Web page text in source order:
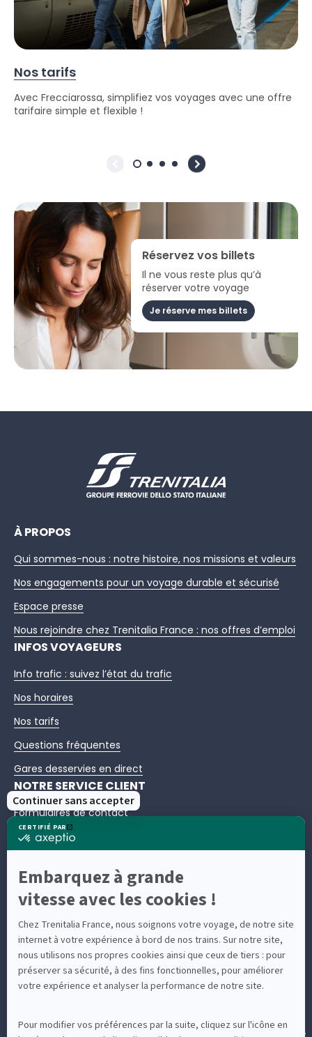
Nos tarifs
Avec Frecciarossa, simplifiez vos voyages avec une offre
tarifaire simple et flexible !
Réservez vos billets
Il ne vous reste plus qu’à
réserver votre voyage
Je réserve mes billets
À PROPOS
Qui sommes-nous : notre histoire, nos missions et valeurs
Nos engagements pour un voyage durable et sécurisé
Espace presse
Nous rejoindre chez Trenitalia France : nos offres d’emploi
INFOS VOYAGEURS
Info trafic : suivez l’état du trafic
Nos horaires
Nos tarifs
Questions fréquentes
Gares desservies en direct
NOTRE SERVICE CLIENT
Formulaires de contact
Échanges et remboursements
Questions fréquentes
Nous contacter – Service client Trenitalia France
Suivez-nous
Contacter Trenitalia France : téléphone, email, formulaire